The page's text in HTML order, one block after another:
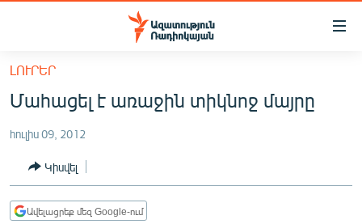
Մատչելիության
հիմնական
բովանդակությանը
հիմնական
մենյուին
Որոնում
ՀԱՅԱՍՏԱՆ
ՔԱՂԱՔԱԿԱՆ
ԸՆՏՐՈՒԹՅՈՒՆՆԵՐ 2026
ԻՐԱՎՈՒՆՔ
ԼՈՒՐԵՐ
Մահացել է առաջին տիկնոջ մայրը
հուլիս 09, 2012
Կիսվել
Ավելացրեք մեզ Google-ում